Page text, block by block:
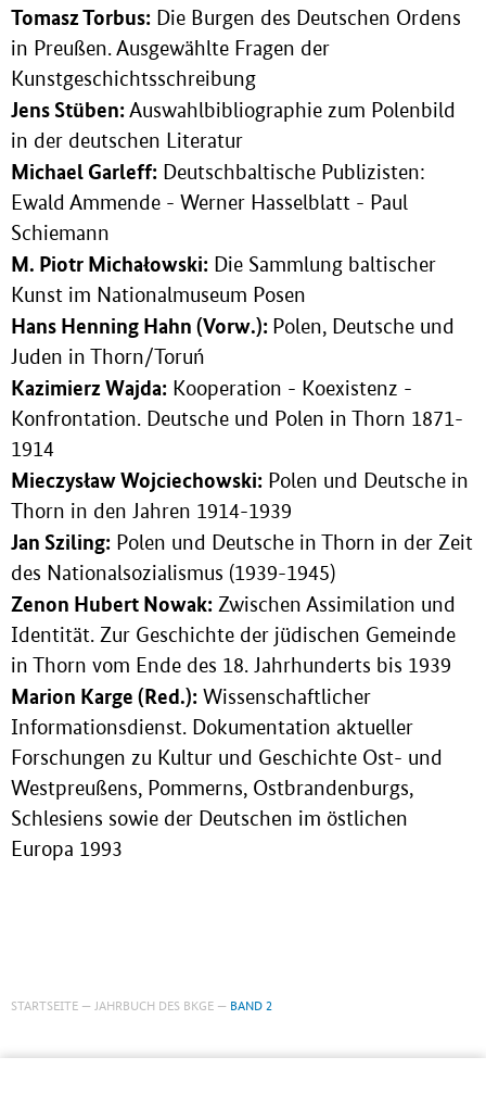
Tomasz Torbus: Die Burgen des Deutschen Ordens
in Preußen. Ausgewählte Fragen der
Kunstgeschichtsschreibung
Jens Stüben:Auswahlbibliographie zum Polenbild
in der deutschen Literatur
Michael Garleff: Deutschbaltische Publizisten:
Ewald Ammende - Werner Hasselblatt - Paul
Schiemann
M. Piotr Michałowski: Die Sammlung baltischer
Kunst im Nationalmuseum Posen
Hans Henning Hahn (Vorw.): Polen, Deutsche und
Juden in Thorn/Toruń
Kazimierz Wajda: Kooperation - Koexistenz -
Konfrontation. Deutsche und Polen in Thorn 1871-
1914
Mieczysław Wojciechowski: Polen und Deutsche in
Thorn in den Jahren 1914-1939
Jan Sziling: Polen und Deutsche in Thorn in der Zeit
des Nationalsozialismus (1939-1945)
Zenon Hubert Nowak: Zwischen Assimilation und
Identität. Zur Geschichte der jüdischen Gemeinde
in Thorn vom Ende des 18. Jahrhunderts bis 1939
Marion Karge (Red.): Wissenschaftlicher
Informationsdienst. Dokumentation aktueller
Forschungen zu Kultur und Geschichte Ost- und
Westpreußens, Pommerns, Ostbrandenburgs,
Schlesiens sowie der Deutschen im östlichen
Europa 1993
STARTSEITE JAHRBUCH DES BKGE BAND 2